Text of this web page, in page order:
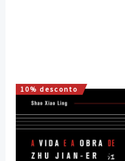
10% desconto
O
preço
original
era:
16,00 €.
O
preço
atual
é:
14,40 €.